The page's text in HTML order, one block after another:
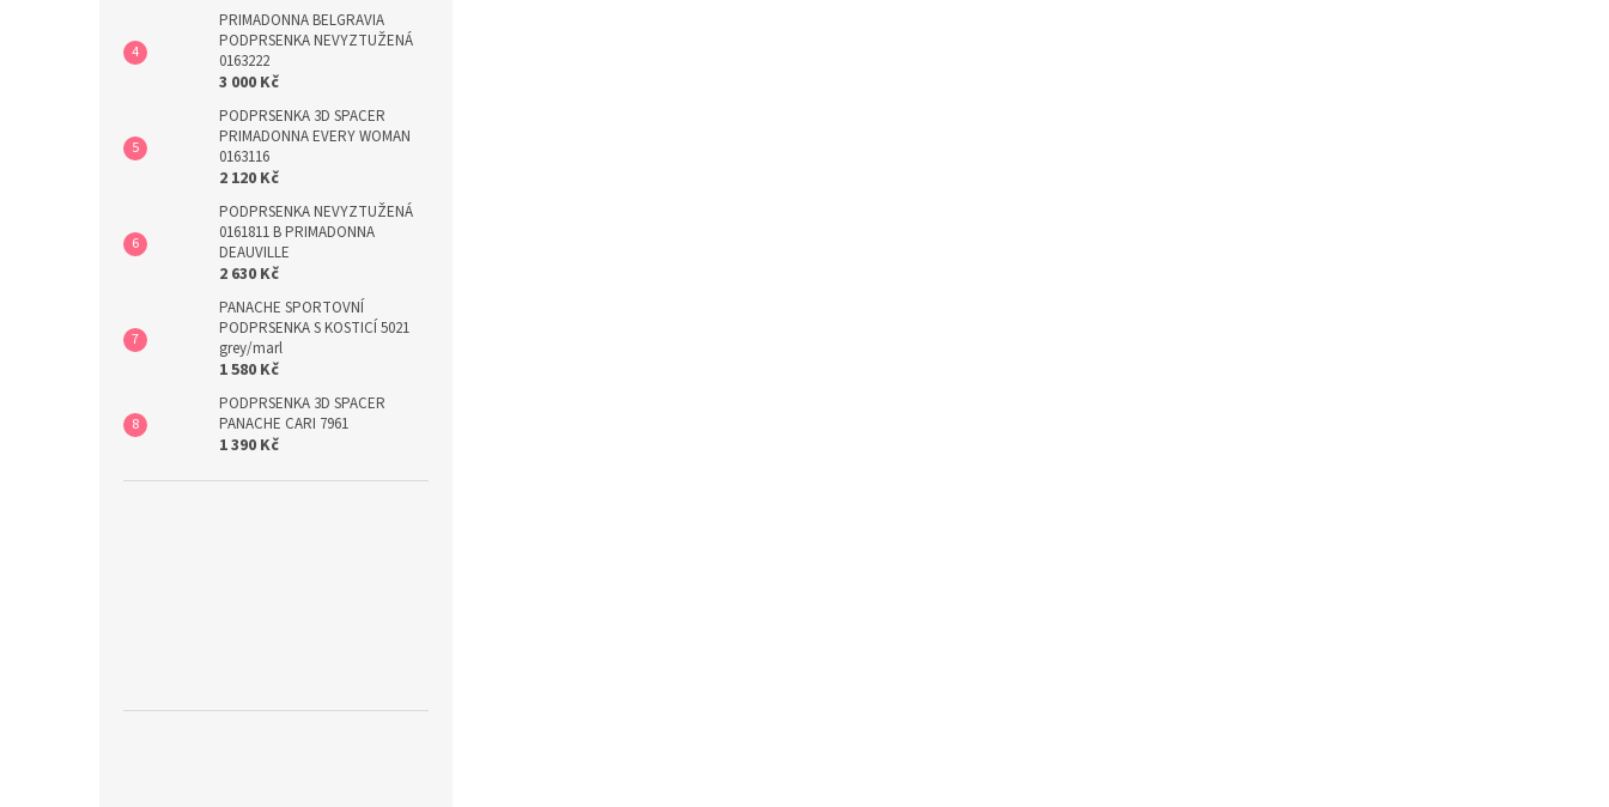
PRIMADONNA BELGRAVIA
PODPRSENKA NEVYZTUŽENÁ
0163222
3 000 Kč
PODPRSENKA 3D SPACER
PRIMADONNA EVERY WOMAN
0163116
2 120 Kč
PODPRSENKA NEVYZTUŽENÁ
0161811 B PRIMADONNA
DEAUVILLE
2 630 Kč
PANACHE SPORTOVNÍ
PODPRSENKA S KOSTICÍ 5021
grey/marl
1 580 Kč
PODPRSENKA 3D SPACER
PANACHE CARI 7961
1 390 Kč